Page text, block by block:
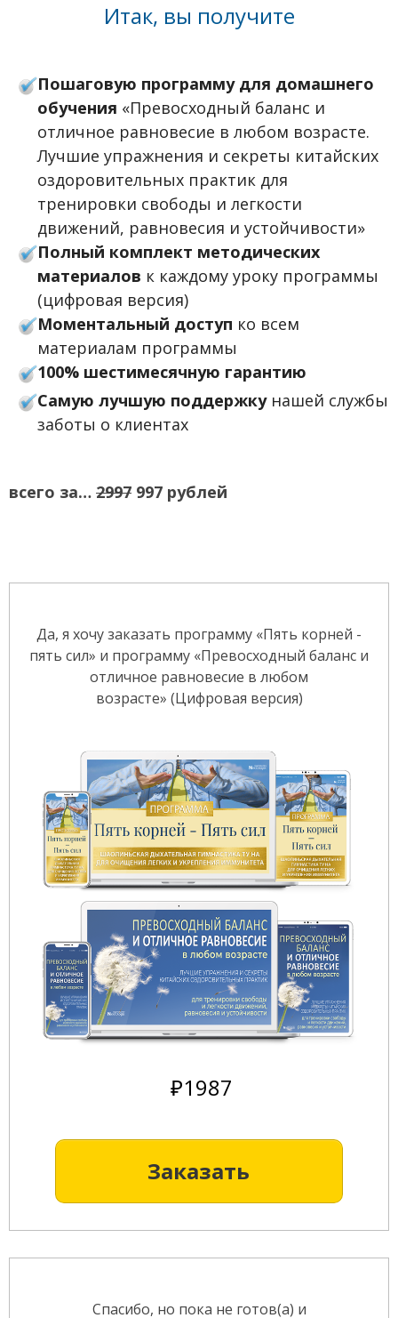
Итак, вы получите
Пошаговую программу для домашнего
обучения «Превосходный баланс и
отличное равновесие в любом возрасте.
Лучшие упражнения и секреты китайских
оздоровительных практик для
тренировки свободы и легкости
движений, равновесия и устойчивости»
Полный комплект методических
материалов к каждому уроку программы
(цифровая версия)
Моментальный доступ ко всем
материалам программы
100% шестимесячную гарантию
Самую лучшую поддержкунашей службы
заботы о клиентах
всего за… 2997 997 рублей
Да, я хочу заказать программу «Пять корней -
пять сил» и программу «Превосходный баланс и
отличное равновесие в любом
возрасте» (Цифровая версия)
₽1987
Заказать
Спасибо, но пока не готов(а) и